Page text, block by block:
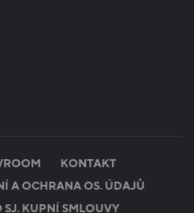
KONTAKT
A OCHRANA OS. ÚDAJŮ
KUPNÍ SMLOUVY